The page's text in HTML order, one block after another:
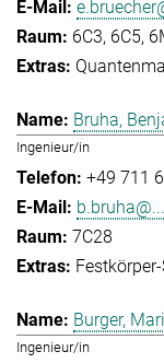
6C3, 6C5,
Bruha,
Ingenieur/in
+49 711
b.bruha@...
7C28
Burger,
Ingenieur/in